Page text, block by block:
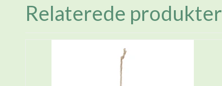
Relaterede produkter